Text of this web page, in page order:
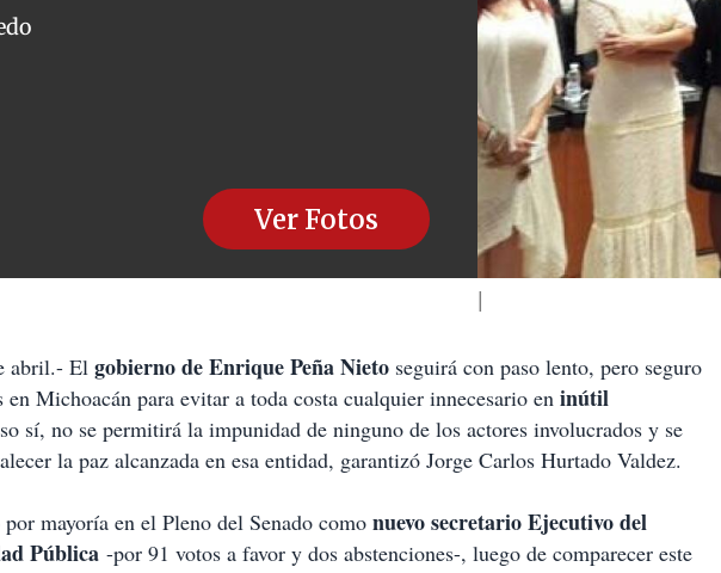
Ver Fotos
abril.- El gobierno de Enrique Peña Nieto seguirá con paso lento, pero seguro
en Michoacán para evitar a toda costa cualquier innecesario en inútil
sí, no se permitirá la impunidad de ninguno de los actores involucrados y se
la paz alcanzada en esa entidad, garantizó Jorge Carlos Hurtado Valdez.
mayoría en el Pleno del Senado como nuevo secretario Ejecutivo del
Pública -por 91 votos a favor y dos abstenciones-, luego de comparecer este